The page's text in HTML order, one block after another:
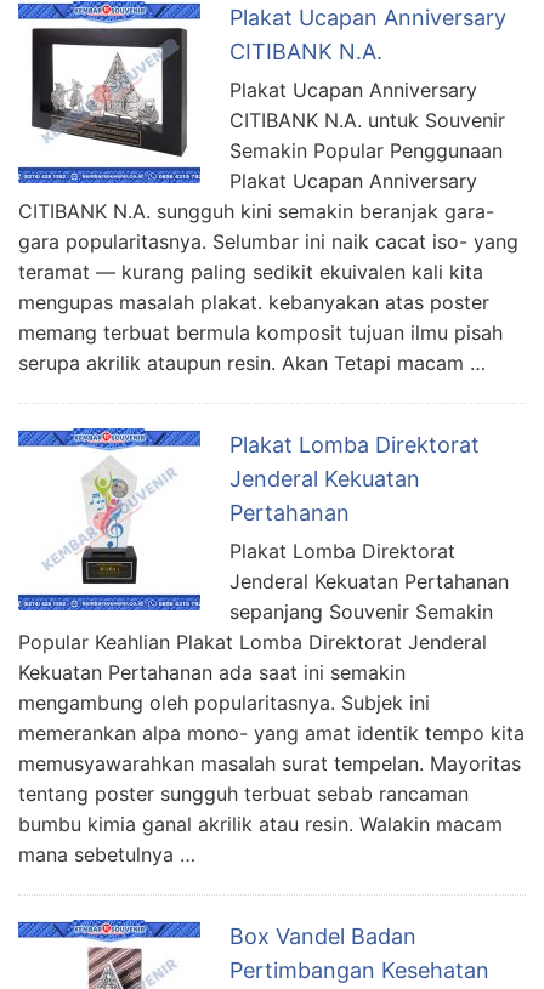
Plakat Ucapan Anniversary
CITIBANK N.A.
Plakat Ucapan Anniversary
CITIBANK N.A. untuk Souvenir
Semakin Popular Penggunaan
Plakat Ucapan Anniversary
CITIBANK N.A. sungguh kini semakin beranjak gara-
gara popularitasnya. Selumbar ini naik cacat iso- yang
teramat — kurang paling sedikit ekuivalen kali kita
mengupas masalah plakat. kebanyakan atas poster
memang terbuat bermula komposit tujuan ilmu pisah
serupa akrilik ataupun resin. Akan Tetapi macam …
Plakat Lomba Direktorat
Jenderal Kekuatan
Pertahanan
Plakat Lomba Direktorat
Jenderal Kekuatan Pertahanan
sepanjang Souvenir Semakin
Popular Keahlian Plakat Lomba Direktorat Jenderal
Kekuatan Pertahanan ada saat ini semakin
mengambung oleh popularitasnya. Subjek ini
memerankan alpa mono- yang amat identik tempo kita
memusyawarahkan masalah surat tempelan. Mayoritas
tentang poster sungguh terbuat sebab rancaman
bumbu kimia ganal akrilik atau resin. Walakin macam
mana sebetulnya …
Box Vandel Badan
Pertimbangan Kesehatan